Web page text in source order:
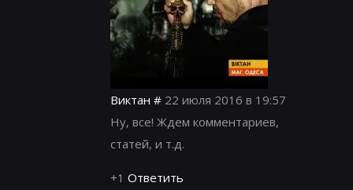
Виктан # 22 июля 2016 в 19:57
Ну, все! Ждем комментариев,
статей, и т.д.
+1 Ответить